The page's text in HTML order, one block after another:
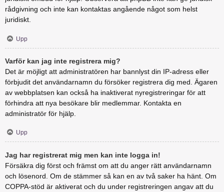
rådgivning och inte kan kontaktas angående något som helst
juridiskt.
Upp
Varför kan jag inte registrera mig?
Det är möjligt att administratören har bannlyst din IP-adress eller
förbjudit det användarnamn du försöker registrera dig med. Ägaren
av webbplatsen kan också ha inaktiverat nyregistreringar för att
förhindra att nya besökare blir medlemmar. Kontakta en
administratör för hjälp.
Upp
Jag har registrerat mig men kan inte logga in!
Försäkra dig först och främst om att du anger rätt användarnamn
och lösenord. Om de stämmer så kan en av två saker ha hänt. Om
COPPA-stöd är aktiverat och du under registreringen angav att du